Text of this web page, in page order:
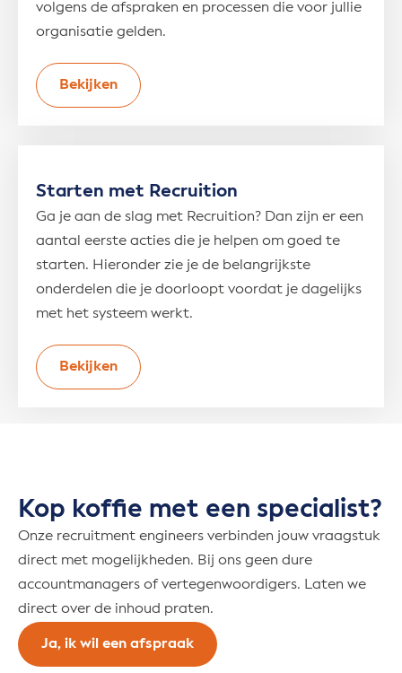
volgens de afspraken en processen die voor jullie
organisatie gelden.
Bekijken
Starten met Recruition
Ga je aan de slag met Recruition? Dan zijn er een
aantal eerste acties die je helpen om goed te
starten. Hieronder zie je de belangrijkste
onderdelen die je doorloopt voordat je dagelijks
met het systeem werkt.
Bekijken
Kop koffie met een specialist?
Onze recruitment engineers verbinden jouw vraagstuk
direct met mogelijkheden. Bij ons geen dure
accountmanagers of vertegenwoordigers. Laten we
direct over de inhoud praten.
Ja, ik wil een afspraak